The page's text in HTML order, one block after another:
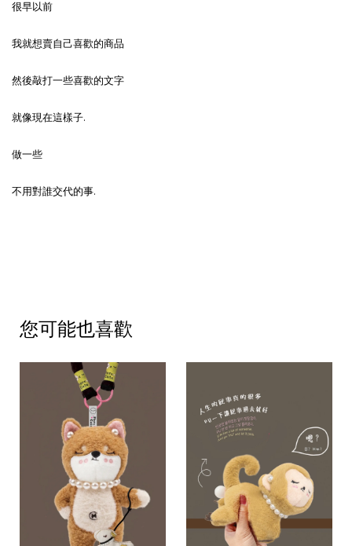
很早以前
我就想賣自己喜歡的商品
然後敲打一些喜歡的文字
就像現在這樣子.
做一些
不用對誰交代的事.
您可能也喜歡